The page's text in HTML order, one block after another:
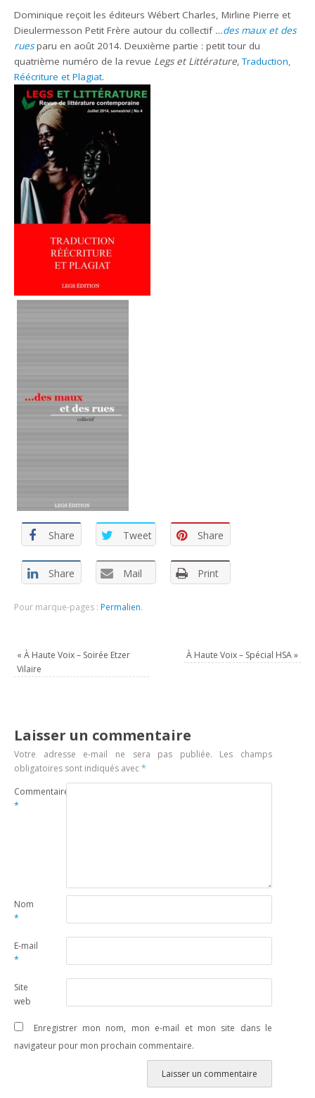
Dominique reçoit les éditeurs Wébert Charles, Mirline Pierre et
Dieulermesson Petit Frère autour du collectif …des maux et des
rues paru en août 2014. Deuxième partie : petit tour du
quatrième numéro de la revue Legs et Littérature,Traduction,
Réécriture et Plagiat.
Share Tweet Share
Share Mail Print
Pour marque-pages : Permalien.
« À Haute Voix – Soirée Etzer
Vilaire
À Haute Voix – Spécial HSA»
Laisser un commentaire
Votre adresse e-mail ne sera pas publiée.
Les champs
obligatoires sont indiqués avec*
Commentaire
*
Nom
*
E-mail
*
Site
web
Enregistrer mon nom, mon e-mail et mon site dans le
navigateur pour mon prochain commentaire.